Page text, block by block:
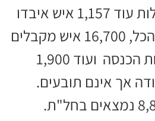
ועם החמרת המגבלות עוד 1,157 איש איבדו
את פרנסתם. בסך הכל, 16,700 איש מקבלים
דמי אבטלה והבטחת הכנסה ועוד 1,900
אך אינם תובעים.